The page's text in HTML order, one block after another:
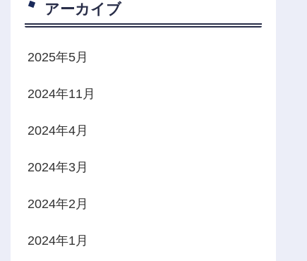
アーカイブ
2025年5月
2024年11月
2024年4月
2024年3月
2024年2月
2024年1月